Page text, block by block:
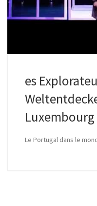
es
Luxembourg
Le Portugal dans le